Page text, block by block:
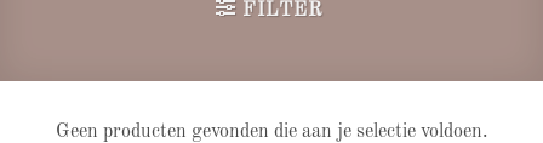
FILTER
Geen producten gevonden die aan je selectie voldoen.